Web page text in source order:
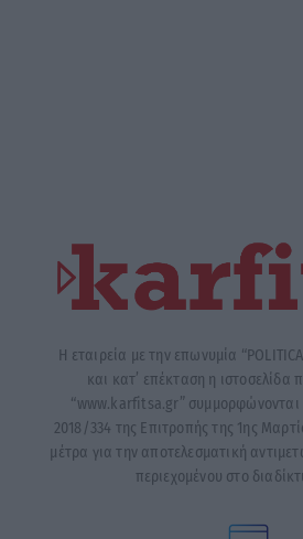
Η εταιρεία με την επωνυμία
και κατ’ επέκταση η ιστοσελίδα
“www.karfitsa.gr” συμμορφώνονται
2018/334 της Επιτροπής της 1ης
μέτρα για την αποτελεσματική
περιεχομένου στο